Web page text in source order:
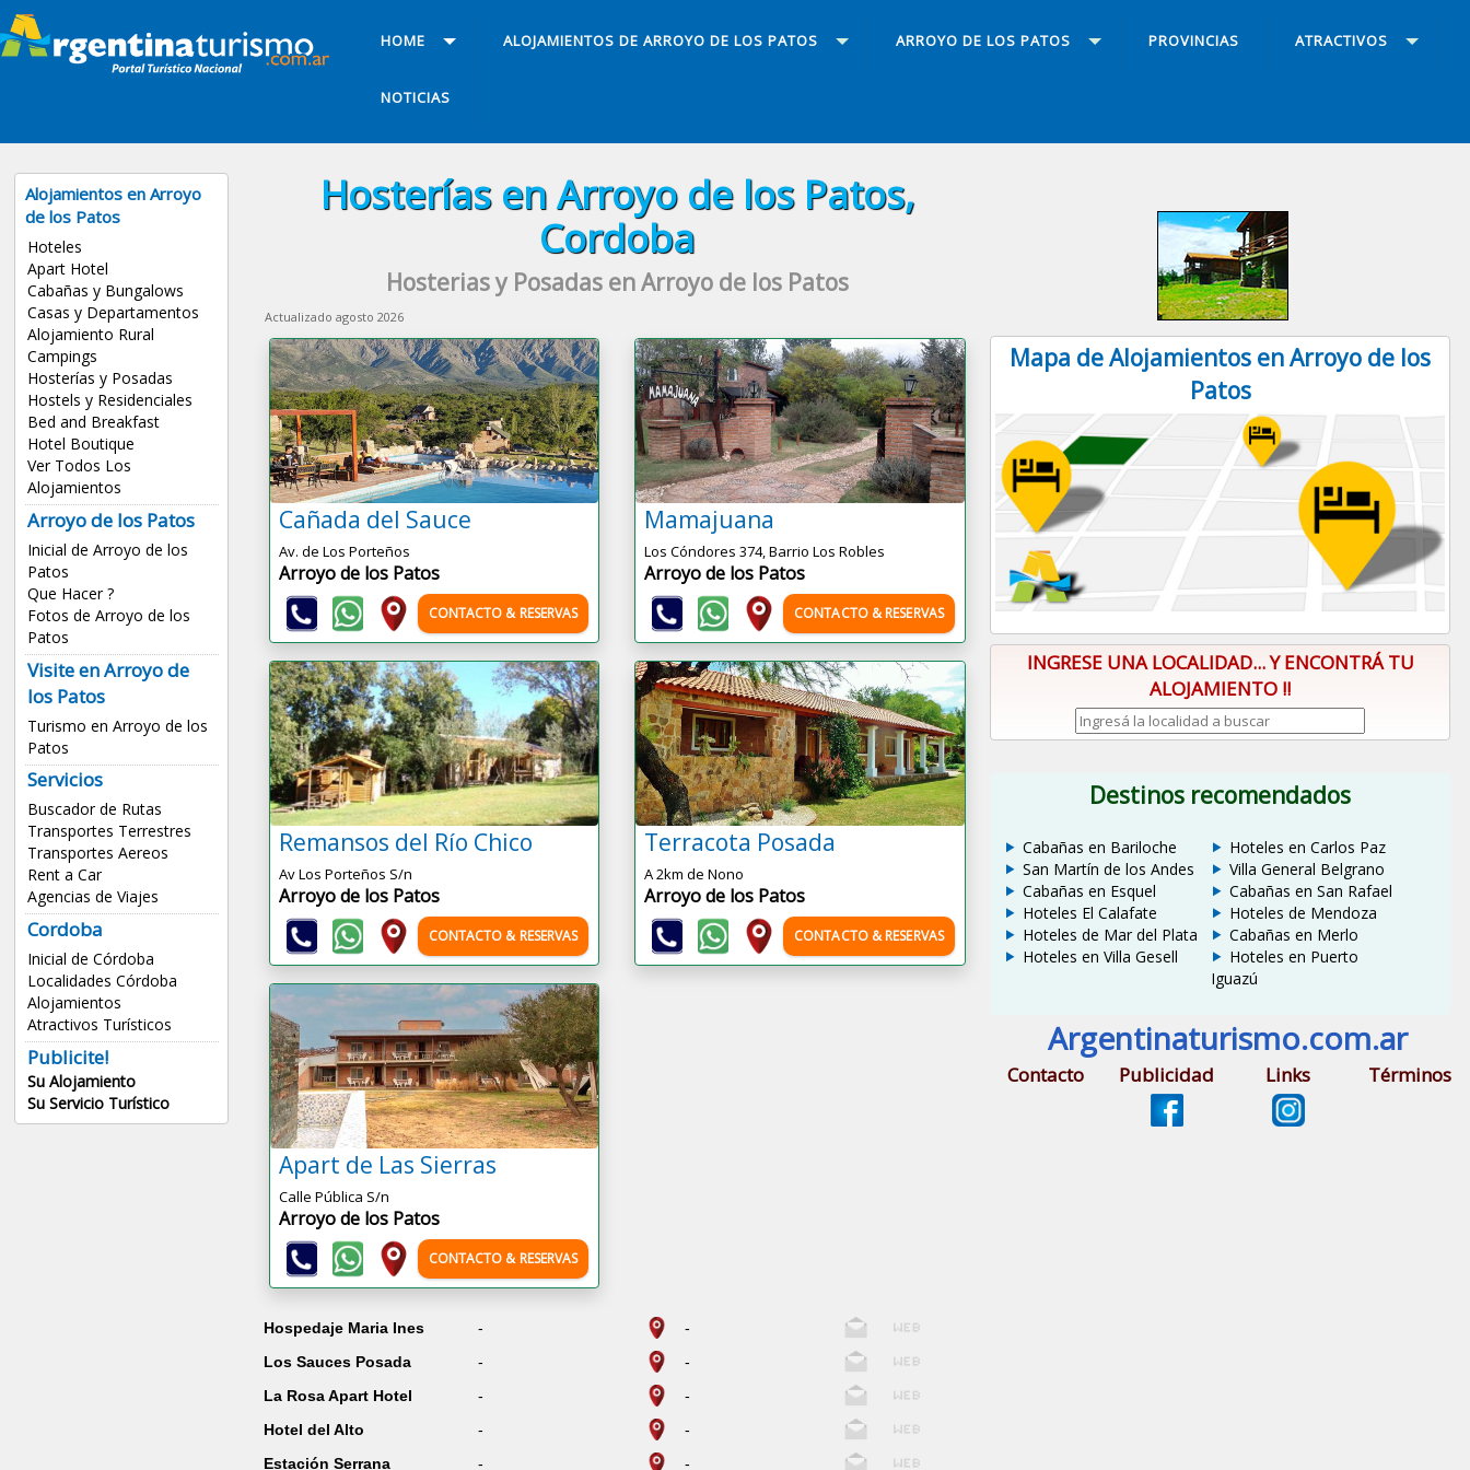
HOME ALOJAMIENTOS DE ARROYO DE LOS PATOS ARROYO DE LOS PATOS PROVINCIAS ATRACTIVOS
NOTICIAS
Alojamientos en Arroyo
de los Patos
Hoteles
Apart Hotel
Cabañas y Bungalows
Casas y Departamentos
Alojamiento Rural
Campings
Hosterías y Posadas
Hostels y Residenciales
Bed and Breakfast
Hotel Boutique
Ver Todos Los
Alojamientos
Arroyo de los Patos
Inicial de Arroyo de los
Patos
Que Hacer ?
Fotos de Arroyo de los
Patos
Visite en Arroyo de
los Patos
Turismo en Arroyo de los
Patos
Servicios
Buscador de Rutas
Transportes Terrestres
Transportes Aereos
Rent a Car
Agencias de Viajes
Cordoba
Inicial de Córdoba
Localidades Córdoba
Alojamientos
Atractivos Turísticos
Publicite!
Su Alojamiento
Su Servicio Turístico
Hosterías en Arroyo de los Patos,
Cordoba
Hosterias y Posadas en Arroyo de los Patos
Actualizado agosto 2026
Cañada del Sauce
Av. de Los Porteños
Arroyo de los Patos
CONTACTO & RESERVAS
Mamajuana
Los Cóndores 374, Barrio Los Robles
Arroyo de los Patos
CONTACTO & RESERVAS
Remansos del Río Chico
Av Los Porteños S/n
Arroyo de los Patos
CONTACTO & RESERVAS
Terracota Posada
A 2km de Nono
Arroyo de los Patos
CONTACTO & RESERVAS
Apart de Las Sierras
Calle Pública S/n
Arroyo de los Patos
CONTACTO & RESERVAS
Hospedaje Maria Ines -
-
Los Sauces Posada
-
-
La Rosa Apart Hotel
-
-
Hotel del Alto
-
-
Estación Serrana
- -
Mapa de Alojamientos en Arroyo de los
Patos
INGRESE UNA LOCALIDAD... Y ENCONTRÁ TU
ALOJAMIENTO !!
Destinos recomendados
Cabañas en Bariloche
San Martín de los Andes
Cabañas en Esquel
Hoteles El Calafate
Hoteles de Mar del Plata
Hoteles en Villa Gesell
Hoteles en Carlos Paz
Villa General Belgrano
Cabañas en San Rafael
Hoteles de Mendoza
Cabañas en Merlo
Hoteles en Puerto
Iguazú
Argentinaturismo.com.ar
Contacto Publicidad Links Términos